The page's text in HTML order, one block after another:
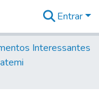
Entrar
Interessantes